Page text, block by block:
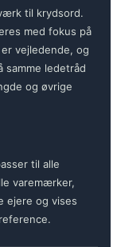
til krydsord.
med fokus på
vejledende, og
samme ledetråd
og øvrige
til alle
varemærker,
ejere og vises